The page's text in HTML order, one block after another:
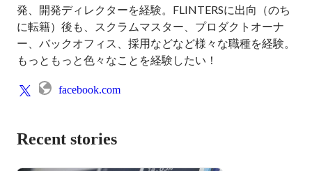
発、開発ディレクターを経験。FLINTERSに出向（のち
に転籍）後も、スクラムマスター、プロダクトオーナ
ー、バックオフィス、採用などなど様々な職種を経験。
もっともっと色々なことを経験したい！
facebook.com
Recent stories